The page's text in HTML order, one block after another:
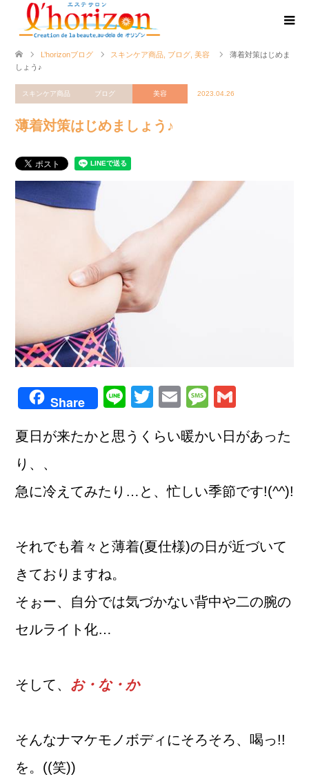
L’horizonブログ スキンケア商品 ブログ 美容
薄着対策はじめま
しょう♪
スキンケア商品 ブログ 美容 2023.04.26
薄着対策はじめましょう♪
Share LineTwitter
EmailMessage
夏日が来たかと思うくらい暖かい日があった
り、、
急に冷えてみたり…と、忙しい季節です!(^^)!
それでも着々と薄着(夏仕様)の日が近づいて
きておりますね。
そぉー、自分では気づかない背中や二の腕の
セルライト化…
そして、 お・な・か
そんなナマケモノボディにそろそろ、喝っ!!
を。((笑))